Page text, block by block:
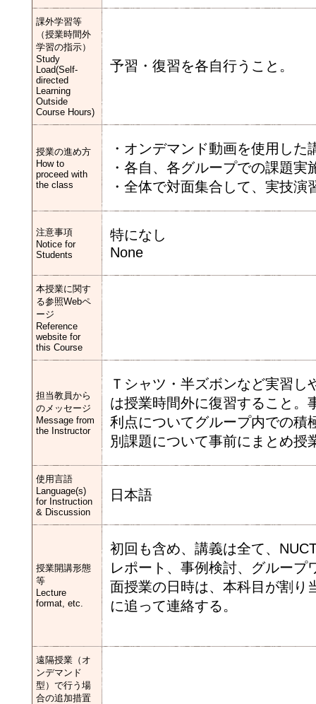
課外学習等
（授業時間外
学習の指示）
Study
Load(Self-
directed
Learning
Outside
Course Hours)
予習・復習を各自行うこと。
授業の進め方
How to
proceed with
the class
・オンデマンド動画を使用した
・各自、各グループでの課題実
・全体で対面集合して、実技
注意事項
Notice for
Students
特になし
None
本授業に関す
る参照Webペ
ージ
Reference
website for
this Course
担当教員から
のメッセージ
Message from
the Instructor
Ｔシャツ・半ズボンなど実習
は授業時間外に復習すること。
利点についてグループ内での積
別課題について事前にまとめ授
使用言語
Language(s)
for Instruction
& Discussion
日本語
授業開講形態
等
Lecture
format, etc.
初回も含め、講義は全て、
レポート、事例検討、グルー
面授業の日時は、本科目が割り
に追って連絡する。
遠隔授業（オ
ンデマンド
型）で行う場
合の追加措置